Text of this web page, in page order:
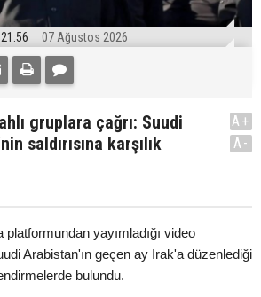
21:56 07 Ağustos 2026
gruplara çağrı: Suudi
saldırısına karşılık
A+
A-
yayımladığı video
Arabistan'ın geçen ay Irak'a düzenlediği
bulundu.